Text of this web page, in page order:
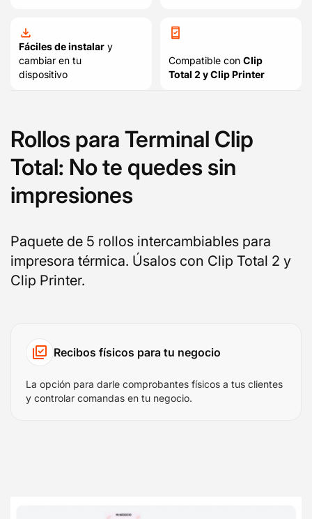
Fáciles de instalar y
cambiar en tu
dispositivo
Compatible con Clip
Total 2 y Clip Printer
Rollos para Terminal Clip
Total: No te quedes sin
impresiones
Paquete de 5 rollos intercambiables para
impresora térmica. Úsalos con Clip Total 2 y
Clip Printer.
Recibos físicos para tu negocio
La opción para darle comprobantes físicos a tus clientes
y controlar comandas en tu negocio.